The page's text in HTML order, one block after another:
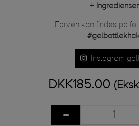
+ Ingredienser
Farven kan findes på
Instagram
DKK185.00